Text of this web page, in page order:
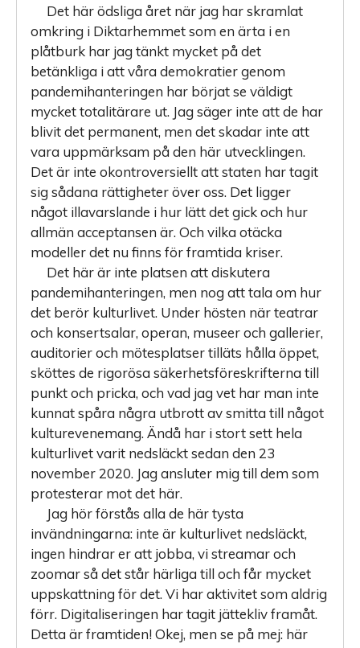
Det här ödsliga året när jag har skramlat
omkring i Diktarhemmet som en ärta i en
plåtburk har jag tänkt mycket på det
betänkliga i att våra demokratier genom
pandemihanteringen har börjat se väldigt
mycket totalitärare ut. Jag säger inte att de har
blivit det permanent, men det skadar inte att
vara uppmärksam på den här utvecklingen.
Det är inte okontroversiellt att staten har tagit
sig sådana rättigheter över oss. Det ligger
något illavarslande i hur lätt det gick och hur
allmän acceptansen är. Och vilka otäcka
modeller det nu finns för framtida kriser.
Det här är inte platsen att diskutera
pandemihanteringen, men nog att tala om hur
det berör kulturlivet. Under hösten när teatrar
och konsertsalar, operan, museer och gallerier,
auditorier och mötesplatser tilläts hålla öppet,
sköttes de rigorösa säkerhetsföreskrifterna till
punkt och pricka, och vad jag vet har man inte
kunnat spåra några utbrott av smitta till något
kulturevenemang. Ändå har i stort sett hela
kulturlivet varit nedsläckt sedan den 23
november 2020. Jag ansluter mig till dem som
protesterar mot det här.
Jag hör förstås alla de här tysta
invändningarna: inte är kulturlivet nedsläckt,
ingen hindrar er att jobba, vi streamar och
zoomar så det står härliga till och får mycket
uppskattning för det. Vi har aktivitet som aldrig
förr. Digitaliseringen har tagit jättekliv framåt.
Detta är framtiden! Okej, men se på mej: här